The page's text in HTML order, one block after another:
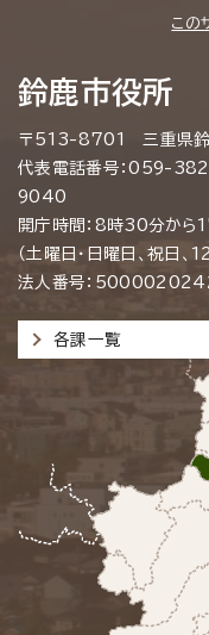
この
鈴鹿市役所
〒513-8701 三重県鈴
代表電話番号：059-
9040
開庁時間：8時30分から
（土曜日・日曜日、祝日
法人番号：
各課一覧